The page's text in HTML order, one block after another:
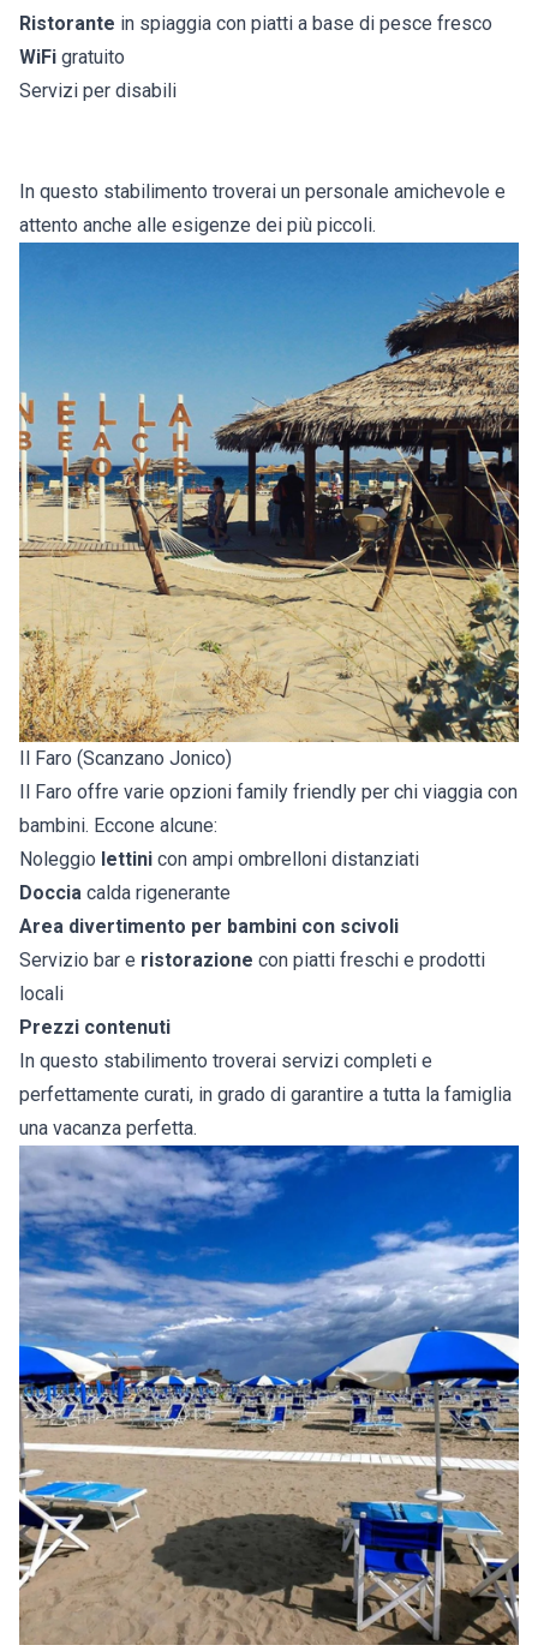
Ristorante in spiaggia con piatti a base di pesce fresco
WiFi gratuito
Servizi per disabili
In questo stabilimento troverai un personale amichevole e
attento anche alle esigenze dei più piccoli.
Il Faro (Scanzano Jonico)
Il Faro offre varie opzioni family friendly per chi viaggia con
bambini. Eccone alcune:
Noleggio lettini con ampi ombrelloni distanziati
Doccia calda rigenerante
Area divertimento per bambini con scivoli
Servizio bar e ristorazione con piatti freschi e prodotti
locali
Prezzi contenuti
In questo stabilimento troverai servizi completi e
perfettamente curati, in grado di garantire a tutta la famiglia
una vacanza perfetta.